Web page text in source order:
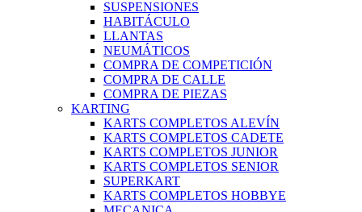
SUSPENSIONES
HABITÁCULO
LLANTAS
NEUMÁTICOS
COMPRA DE COMPETICIÓN
COMPRA DE CALLE
COMPRA DE PIEZAS
KARTING
KARTS COMPLETOS ALEVÍN
KARTS COMPLETOS CADETE
KARTS COMPLETOS JUNIOR
KARTS COMPLETOS SENIOR
SUPERKART
KARTS COMPLETOS HOBBYE